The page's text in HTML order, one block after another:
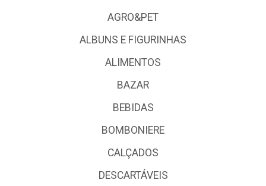
AGRO&PET
ALBUNS E FIGURINHAS
ALIMENTOS
BAZAR
BEBIDAS
BOMBONIERE
CALÇADOS
DESCARTÁVEIS